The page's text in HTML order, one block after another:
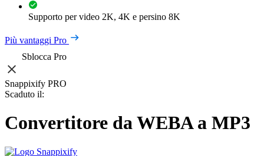
Supporto per video 2K, 4K e persino 8K
Più vantaggi Pro
Sblocca Pro
Snappixify PRO
Scaduto il:
Convertitore da WEBA a MP3